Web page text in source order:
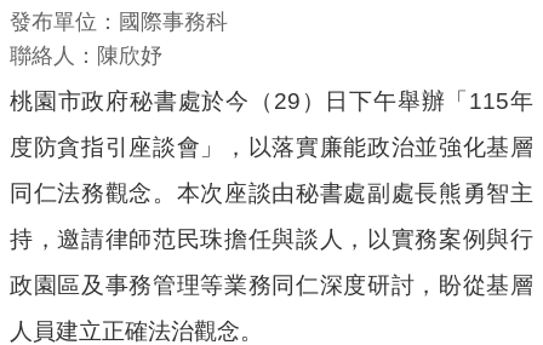
訊
錄
業
務
訊
民
服
發布單位：國際事務科
聯絡人：陳欣妤
桃園市政府秘書處於今（29）日下午舉辦「115年
度防貪指引座談會」，以落實廉能政治並強化基層
同仁法務觀念。本次座談由秘書處副處長熊勇智主
持，邀請律師范民珠擔任與談人，以實務案例與行
政園區及事務管理等業務同仁深度研討，盼從基層
人員建立正確法治觀念。